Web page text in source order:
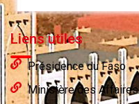
Liens utiles
Présidence du Faso
Ministère des